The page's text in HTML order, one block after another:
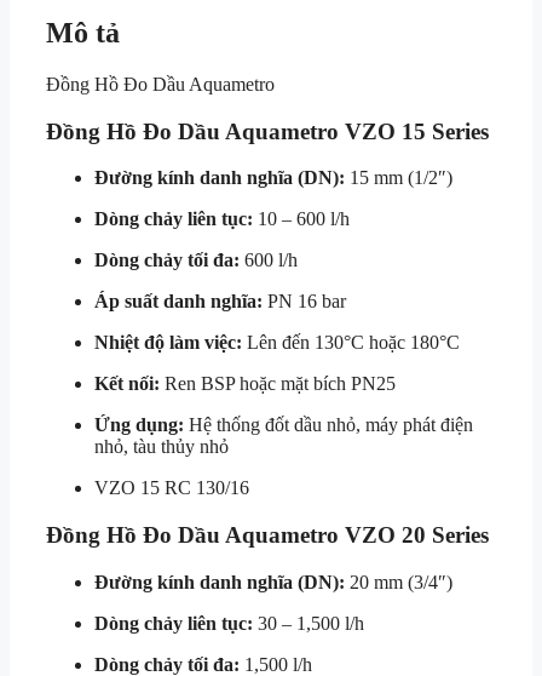
Mô tả
Đồng Hồ Đo Dầu Aquametro
Đồng Hồ Đo Dầu Aquametro VZO 15 Series
Đường kính danh nghĩa (DN): 15 mm (1/2″)
Dòng chảy liên tục: 10 – 600 l/h
Dòng chảy tối đa: 600 l/h
Áp suất danh nghĩa: PN 16 bar
Nhiệt độ làm việc: Lên đến 130°C hoặc 180°C
Kết nối: Ren BSP hoặc mặt bích PN25
Ứng dụng: Hệ thống đốt dầu nhỏ, máy phát điện
nhỏ, tàu thủy nhỏ
VZO 15 RC 130/16
Đồng Hồ Đo Dầu Aquametro VZO 20 Series
Đường kính danh nghĩa (DN): 20 mm (3/4″)
Dòng chảy liên tục: 30 – 1,500 l/h
Dòng chảy tối đa: 1,500 l/h